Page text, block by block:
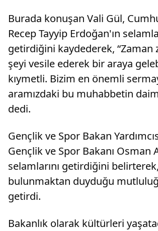
Burada konuşan Vali Gül,
Recep Tayyip Erdoğan'ın
getirdiğini kaydederek, “Zaman
şeyi vesile ederek bir araya
kıymetli. Bizim en önemli
aramızdaki bu muhabbetin
dedi.
Gençlik ve Spor Bakan
Gençlik ve Spor Bakanı Osman
selamlarını getirdiğini
bulunmaktan duyduğu
getirdi.
Bakanlık olarak kültürleri